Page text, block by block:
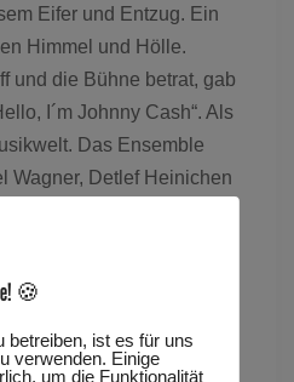
Eifer und Entzug. Ein
Himmel und Hölle.
und die Bühne betrat, gab
I´m Johnny Cash“. Als
Das Ensemble
Wagner, Detlef Heinichen
Geschichte um
wundervoll gestalteten
und mitreißender
🍪
betreiben, ist es für uns
verwenden. Einige
um die Funktionalität